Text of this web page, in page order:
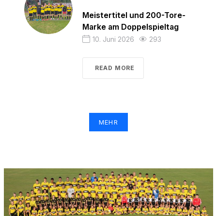
Meistertitel und 200-Tore-
Marke am Doppelspieltag
10. Juni 2026 293
READ MORE
MEHR